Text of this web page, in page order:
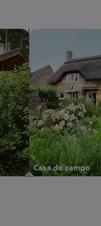
Casa de campo
Buscar casas de